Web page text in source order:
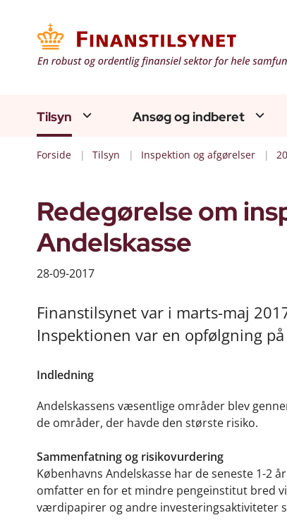
Tilsyn Ansøg og indberet
Forside Tilsyn Inspektion og afgørelser
Redegørelse om
Andelskasse
28-09-2017
Finanstilsynet var i marts-maj
Inspektionen var en opfølgning
Indledning
Andelskassens væsentlige områder blev
de områder, der havde den største risiko.
Sammenfatning og risikovurdering
Københavns Andelskasse har de seneste 1-
omfatter en for et mindre pengeinstitut bred
værdipapirer og andre investeringsaktiviteter